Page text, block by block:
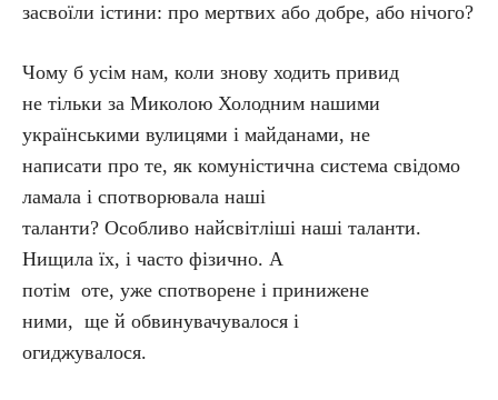
засвоїли істини: про мертвих або добре, або нічого?
Чому б усім нам, коли знову ходить привид
не тільки за Миколою Холодним нашими
українськими вулицями і майданами, не
написати про те, як комуністична система свідомо
ламала і спотворювала наші
таланти? Особливо найсвітліші наші таланти.
Нищила їх, і часто фізично. А
потім оте, уже спотворене і принижене
ними, ще й обвинувачувалося і
огиджувалося.